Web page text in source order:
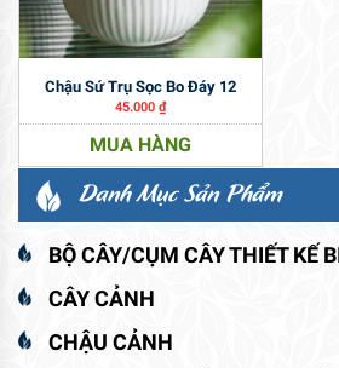
Chậu Sứ Trụ Sọc Bo Đáy 12
45.000 ₫
MUA HÀNG
Danh Mục Sản Phẩm
BỘ CÂY/CỤM CÂY THIẾT KẾ
CÂY CẢNH
CHẬU CẢNH